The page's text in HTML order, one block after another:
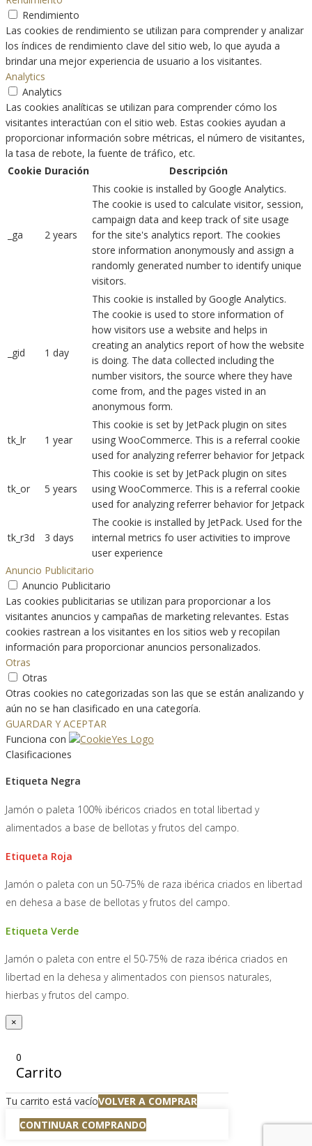
Rendimiento
Las cookies de rendimiento se utilizan para comprender y analizar
los índices de rendimiento clave del sitio web, lo que ayuda a
brindar una mejor experiencia de usuario a los visitantes.
Analytics
Analytics
Las cookies analíticas se utilizan para comprender cómo los
visitantes interactúan con el sitio web. Estas cookies ayudan a
proporcionar información sobre métricas, el número de visitantes,
la tasa de rebote, la fuente de tráfico, etc.
Cookie Duración Descripción
_ga 2 years
This cookie is installed by Google Analytics.
The cookie is used to calculate visitor, session,
campaign data and keep track of site usage
for the site's analytics report. The cookies
store information anonymously and assign a
randomly generated number to identify unique
visitors.
_gid 1 day
This cookie is installed by Google Analytics.
The cookie is used to store information of
how visitors use a website and helps in
creating an analytics report of how the website
is doing. The data collected including the
number visitors, the source where they have
come from, and the pages visted in an
anonymous form.
tk_lr 1 year
This cookie is set by JetPack plugin on sites
using WooCommerce. This is a referral cookie
used for analyzing referrer behavior for Jetpack
tk_or 5 years
This cookie is set by JetPack plugin on sites
using WooCommerce. This is a referral cookie
used for analyzing referrer behavior for Jetpack
tk_r3d 3 days
The cookie is installed by JetPack. Used for the
internal metrics fo user activities to improve
user experience
Anuncio Publicitario
Anuncio Publicitario
Las cookies publicitarias se utilizan para proporcionar a los
visitantes anuncios y campañas de marketing relevantes. Estas
cookies rastrean a los visitantes en los sitios web y recopilan
información para proporcionar anuncios personalizados.
Otras
Otras
Otras cookies no categorizadas son las que se están analizando y
aún no se han clasificado en una categoría.
GUARDAR Y ACEPTAR
Funciona con
Clasificaciones
Etiqueta Negra
Jamón o paleta 100% ibéricos criados en total libertad y
alimentados a base de bellotas y frutos del campo.
Etiqueta Roja
Jamón o paleta con un 50-75% de raza ibérica criados en libertad
en dehesa a base de bellotas y frutos del campo.
Etiqueta Verde
Jamón o paleta con entre el 50-75% de raza ibérica criados en
libertad en la dehesa y alimentados con piensos naturales,
hierbas y frutos del campo.
×
0
Carrito
Tu carrito está vacíoVOLVER A COMPRAR
CONTINUAR COMPRANDO